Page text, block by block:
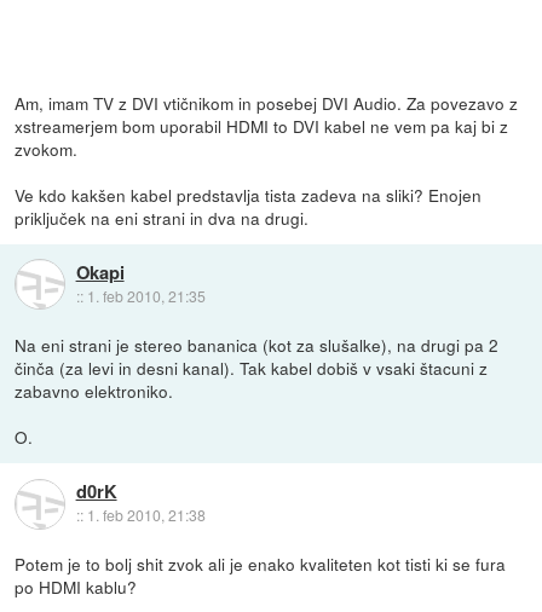
Am, imam TV z DVI vtičnikom in posebej DVI Audio. Za povezavo z
xstreamerjem bom uporabil HDMI to DVI kabel ne vem pa kaj bi z
zvokom.
Ve kdo kakšen kabel predstavlja tista zadeva na sliki? Enojen
priključek na eni strani in dva na drugi.
Okapi
:: 1. feb 2010, 21:35
Na eni strani je stereo bananica (kot za slušalke), na drugi pa 2
činča (za levi in desni kanal). Tak kabel dobiš v vsaki štacuni z
zabavno elektroniko.
O.
d0rK
:: 1. feb 2010, 21:38
Potem je to bolj shit zvok ali je enako kvaliteten kot tisti ki se fura
po HDMI kablu?